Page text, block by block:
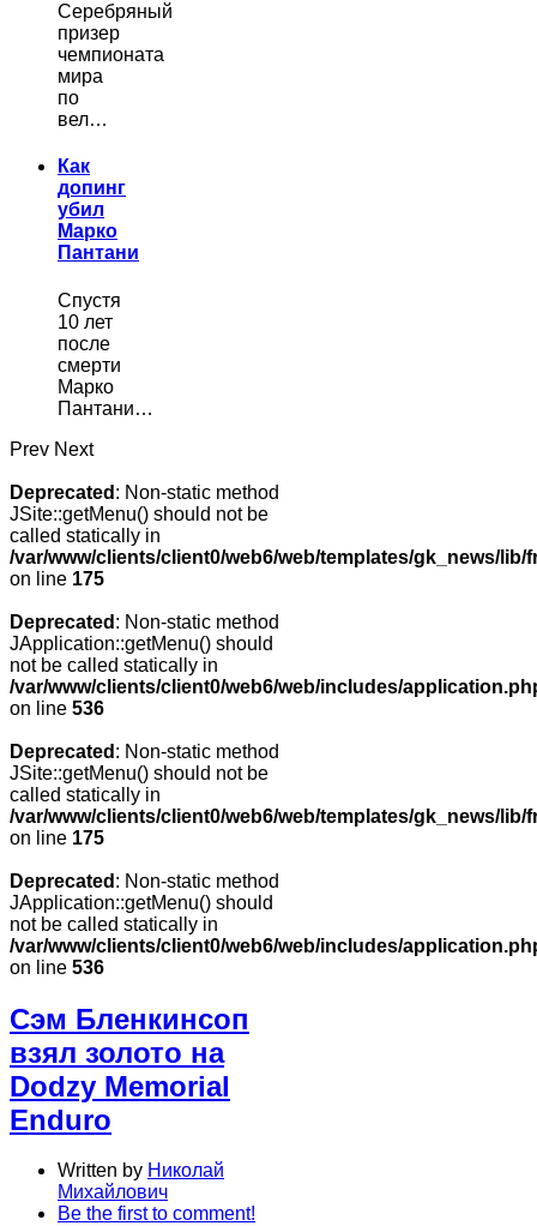
Серебряный
призер
чемпионата
мира
по
вел…
Как
допинг
убил
Марко
Пантани
Спустя
10 лет
после
смерти
Марко
Пантани…
Prev Next
Deprecated : Non-static method
JSite::getMenu() should not be
called statically in
/var/www/clients/client0/web6/web/templates/gk_news/
on line 175
Deprecated : Non-static method
JApplication::getMenu() should
not be called statically in
/var/www/clients/client0/web6/web/includes/
on line 536
Deprecated : Non-static method
JSite::getMenu() should not be
called statically in
/var/www/clients/client0/web6/web/templates/gk_news/
on line 175
Deprecated : Non-static method
JApplication::getMenu() should
not be called statically in
/var/www/clients/client0/web6/web/includes/
on line 536
Сэм Бленкинсоп
взял золото на
Dodzy Memorial
Enduro
Written by Николай
Михайлович
Be the first to comment!